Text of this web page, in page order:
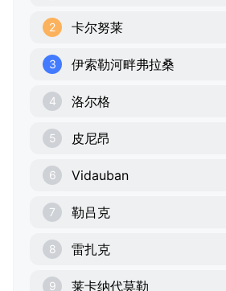
2 卡尔努莱
3 伊索勒河畔弗拉桑
4 洛尔格
5 皮尼昂
6 Vidauban
7 勒吕克
8 雷扎克
9 莱卡纳代莫勒